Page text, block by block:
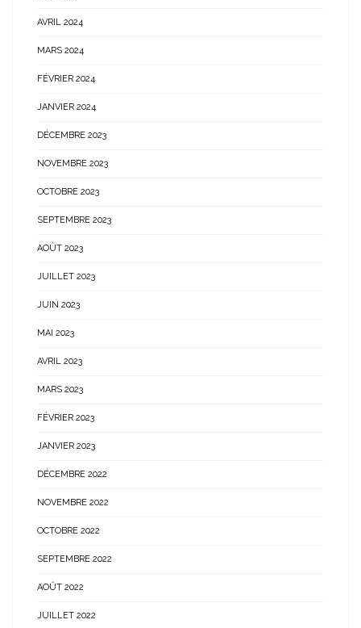
AVRIL 2024
MARS 2024
FÉVRIER 2024
JANVIER 2024
DÉCEMBRE 2023
NOVEMBRE 2023
OCTOBRE 2023
SEPTEMBRE 2023
AOÛT 2023
JUILLET 2023
JUIN 2023
MAI 2023
AVRIL 2023
MARS 2023
FÉVRIER 2023
JANVIER 2023
DÉCEMBRE 2022
NOVEMBRE 2022
OCTOBRE 2022
SEPTEMBRE 2022
AOÛT 2022
JUILLET 2022